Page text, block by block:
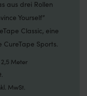
aus drei Rollen
Yourself”
Classic, eine
CureTape Sports.
Meter
MwSt.